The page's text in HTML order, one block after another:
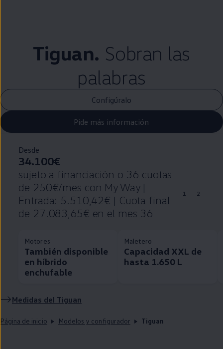
Tiguan. Sobran las
palabras
Configúralo
Pide más información
Desde
34.100€
sujeto a financiación o 36 cuotas
de 250€/mes con My Way |
Entrada: 5.510,42€ | Cuota final
de 27.083,65€ en el mes 36
1 2
Motores
También disponible
en híbrido
enchufable
Maletero
Capacidad XXL de
hasta 1.650 L
Medidas del Tiguan
Página de inicio Modelos y configurador Tiguan